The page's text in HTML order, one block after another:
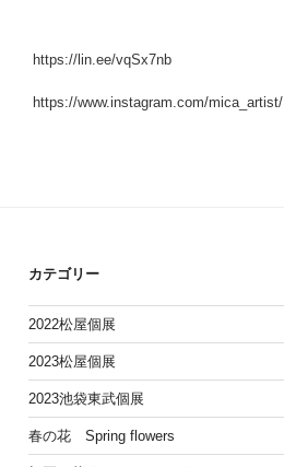
https://lin.ee/vqSx7nb
https://www.instagram.com/mica_artist/
カテゴリー
2022松屋個展
2023松屋個展
2023池袋東武個展
春の花 Spring flowers